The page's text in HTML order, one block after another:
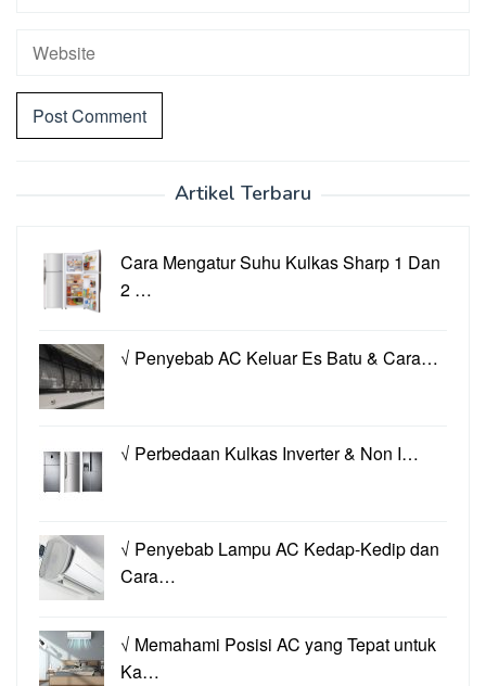
Artikel Terbaru
Cara Mengatur Suhu Kulkas Sharp 1 Dan
2 …
√ Penyebab AC Keluar Es Batu & Cara…
√ Perbedaan Kulkas Inverter & Non I…
√ Penyebab Lampu AC Kedap-Kedip dan
Cara…
√ Memahami Posisi AC yang Tepat untuk
Ka…